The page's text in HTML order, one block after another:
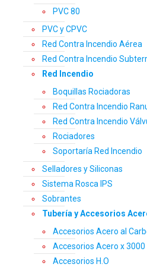
PVC 80
PVC y CPVC
Red Contra Incendio Aérea
Red Contra Incendio
Red Incendio
Boquillas Rociadoras
Red Contra Incendio
Red Contra Incendio
Rociadores
Soportaría Red Incendio
Selladores y Siliconas
Sistema Rosca IPS
Sobrantes
Tubería y Accesorios
Accesorios Acero al
Accesorios Acero x 3000
Accesorios H.O